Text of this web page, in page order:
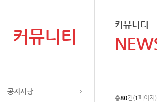
커뮤니티
공지사항
커뮤니티
총80건(1페이지)